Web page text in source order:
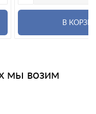
В
мы возим